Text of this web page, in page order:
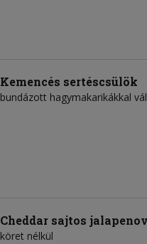
Kemencés sertéscsülök
bundázott hagymakarikákkal
Cheddar sajtos
köret nélkül